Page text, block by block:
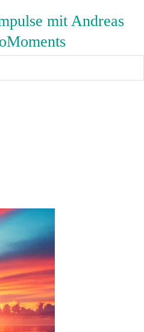
mit Andreas